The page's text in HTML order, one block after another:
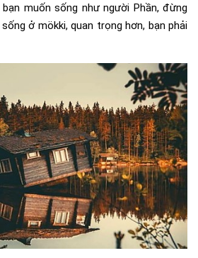
muốn sống như người Phần, đừng
ở mökki, quan trọng hơn, bạn phải